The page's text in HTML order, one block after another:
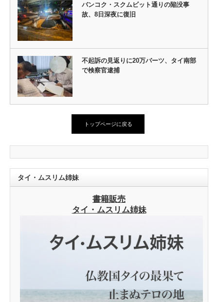
バンコク・スクムビット通りの陥没事
故、8日深夜に復旧
不起訴の見返りに20万バーツ、タイ南部
で検察官逮捕
トップページに戻る
タイ・ムスリム姉妹
書籍販売
タイ・ムスリム姉妹